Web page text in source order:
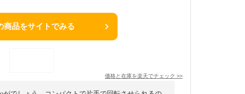
商品をサイトでみる
価格と在庫を楽天でチェック >>